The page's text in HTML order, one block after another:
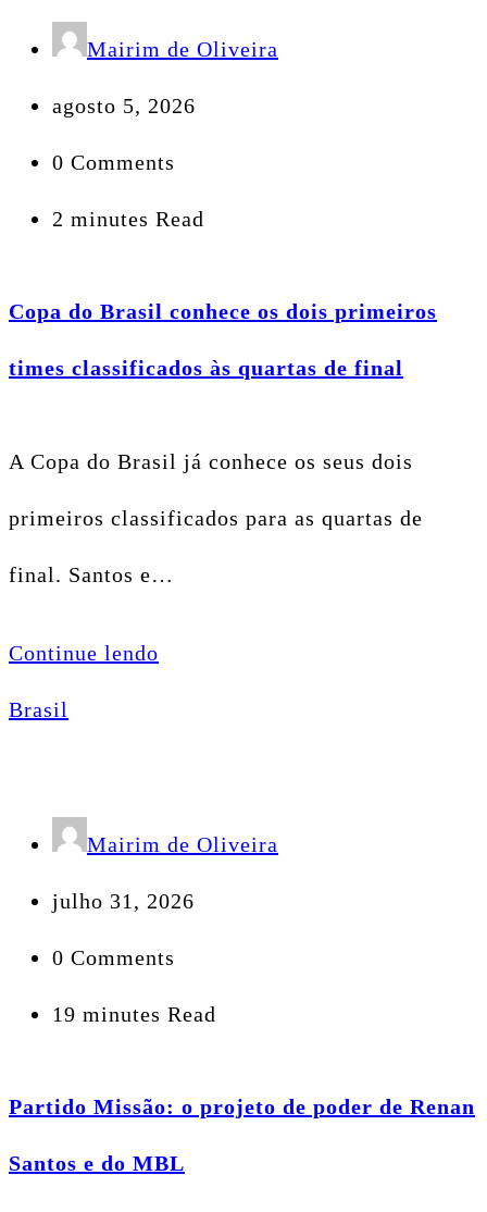
Mairim de Oliveira
agosto 5, 2026
0 Comments
2 minutes Read
Copa do Brasil conhece os dois primeiros
times classificados às quartas de final
A Copa do Brasil já conhece os seus dois
primeiros classificados para as quartas de
final. Santos e…
Continue lendo
Brasil
Mairim de Oliveira
julho 31, 2026
0 Comments
19 minutes Read
Partido Missão: o projeto de poder de Renan
Santos e do MBL